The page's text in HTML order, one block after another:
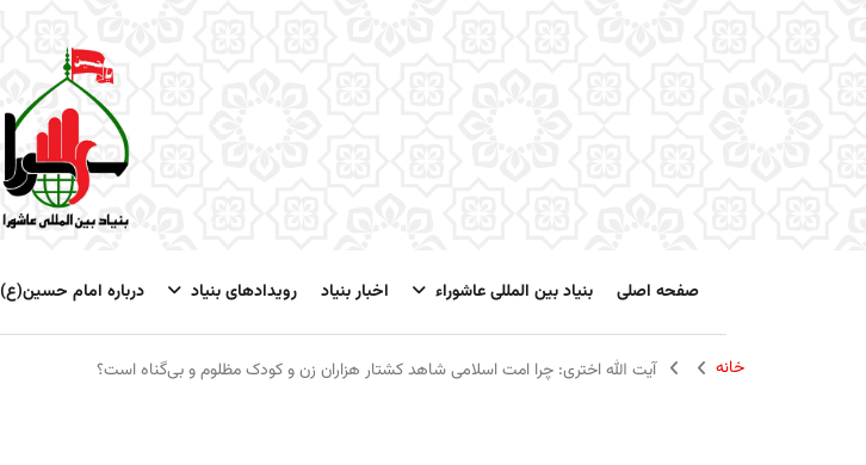
صفحه اصلی بنیاد بین المللی عاشوراء اخبار بنیاد رویدادهای بنیاد درباره امام حسین(ع)
خانه آیت الله اختری: چرا امت اسلامی شاهد کشتار هزاران زن و کودک مظلوم و بی‌گناه است؟